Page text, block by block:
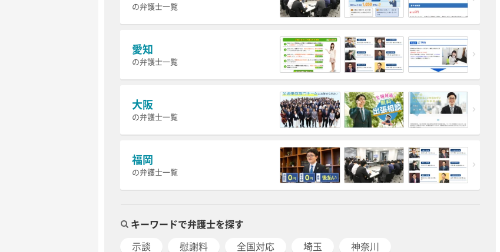
の弁護士一覧
愛知
の弁護士一覧
大阪
の弁護士一覧
福岡
の弁護士一覧
キーワードで弁護士を探す
示談 慰謝料 全国対応 埼玉 神奈川